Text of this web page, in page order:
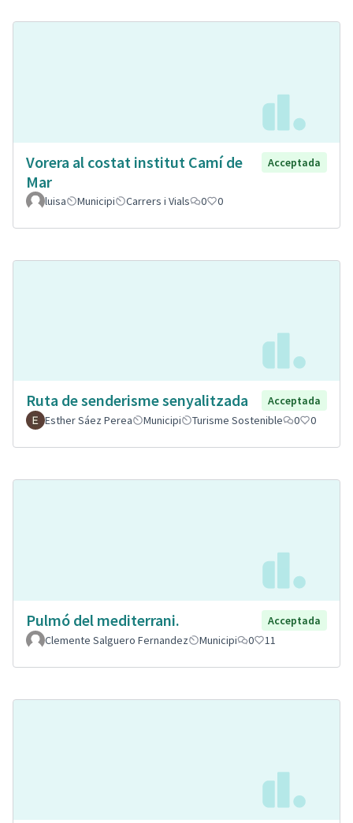
Vorera al costat institut Camí de
Mar
Acceptada
luisa Municipi Carrers i Vials 0 0
Ruta de senderisme senyalitzada
Acceptada
Esther Sáez Perea
Municipi Turisme Sostenible 0 0
Pulmó del mediterrani.
Acceptada
Clemente Salguero Fernandez
Municipi 0 11